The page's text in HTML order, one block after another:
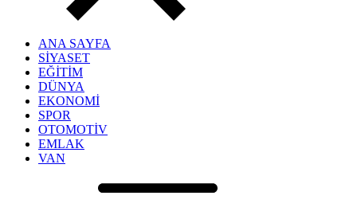
ANA SAYFA
SİYASET
EĞİTİM
DÜNYA
EKONOMİ
SPOR
OTOMOTİV
EMLAK
VAN